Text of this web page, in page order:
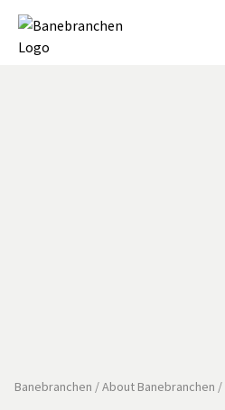
Banebranchen /About Banebranchen /